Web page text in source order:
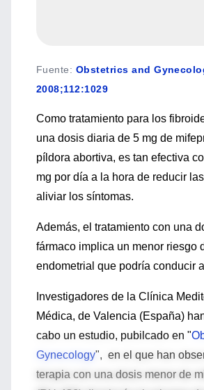
Fuente: Obstetrics and
2008;112:1029
Como tratamiento para los
una dosis diaria de 5 mg de
píldora abortiva, es tan efectiva
mg por día a la hora de reducir
aliviar los síntomas.
Además, el tratamiento con una
fármaco implica un menor riesgo
endometrial que podría conducir
Investigadores de la Clínica
Médica, de Valencia (España)
cabo un estudio, pubilcado en "
Gynecology", en el que han
terapia con una dosis menor de